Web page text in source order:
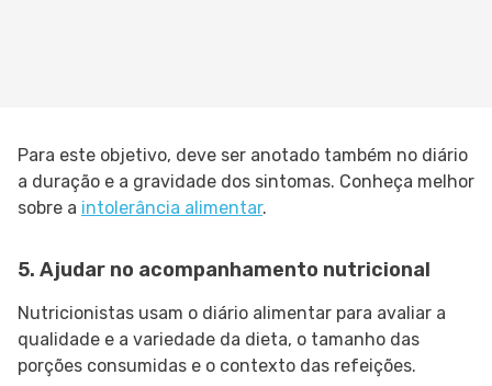
Para este objetivo, deve ser anotado também no diário
a duração e a gravidade dos sintomas. Conheça melhor
sobre a intolerância alimentar.
5. Ajudar no acompanhamento nutricional
Nutricionistas usam o diário alimentar para avaliar a
qualidade e a variedade da dieta, o tamanho das
porções consumidas e o contexto das refeições.